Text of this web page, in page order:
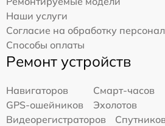
Наши услуги
Согласие на обработку
Способы оплаты
Ремонт устройств
Навигаторов
Смарт-часов
GPS-ошейников
Эхолотов
Видеорегистраторов